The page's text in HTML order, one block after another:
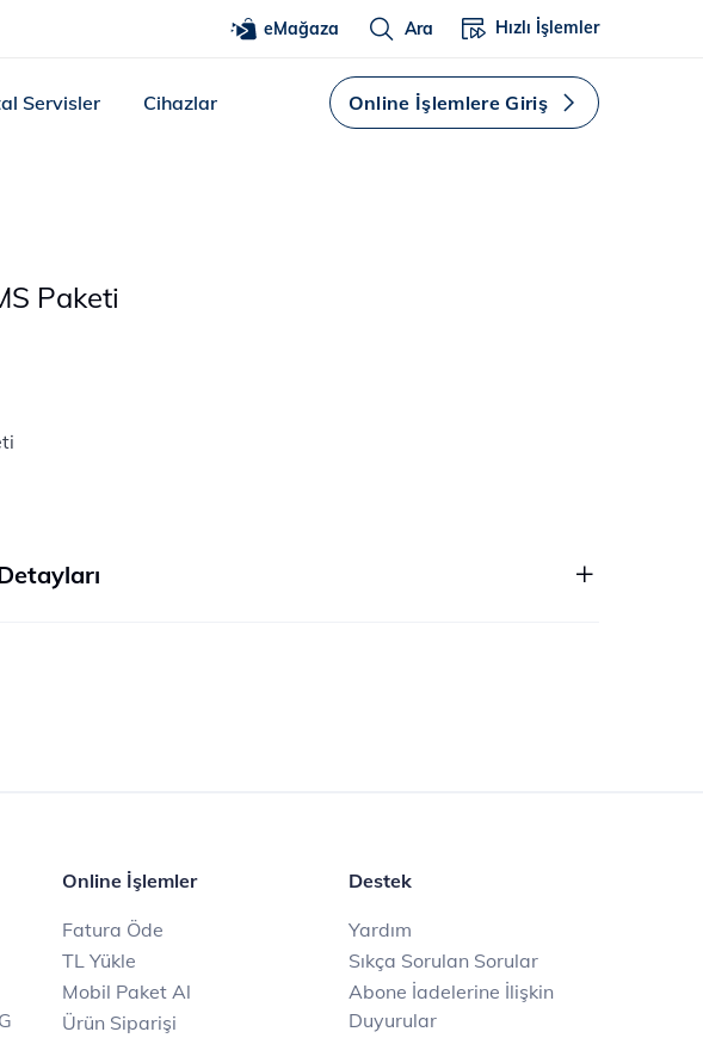
eMağaza Ara Hızlı İşlemler
Servisler Cihazlar Online İşlemlere Giriş
Paketi
Online İşlemler
Fatura Öde
TL Yükle
Mobil Paket Al
Ürün Siparişi
Destek
Yardım
Sıkça Sorulan Sorular
Abone İadelerine İlişkin
Duyurular